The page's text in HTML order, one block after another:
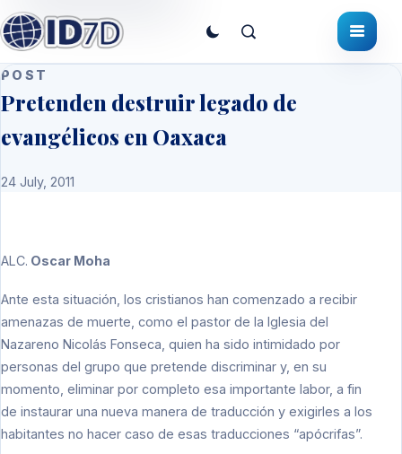
POST
Pretenden destruir legado de
evangélicos en Oaxaca
24 July, 2011
ALC. Oscar Moha
Ante esta situación, los cristianos han comenzado a recibir
amenazas de muerte, como el pastor de la Iglesia del
Nazareno Nicolás Fonseca, quien ha sido intimidado por
personas del grupo que pretende discriminar y, en su
momento, eliminar por completo esa importante labor, a fin
de instaurar una nueva manera de traducción y exigirles a los
habitantes no hacer caso de esas traducciones “apócrifas”.